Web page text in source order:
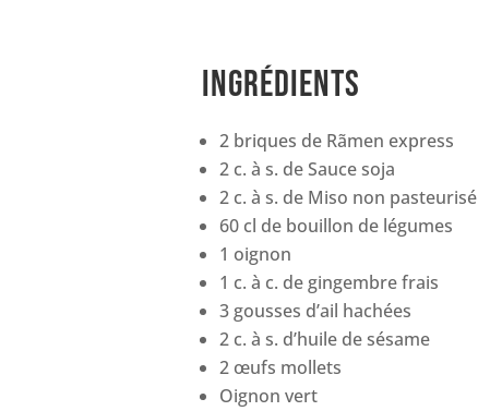
ingrédients
2 briques de Rãmen express
2 c. à s. de Sauce soja
2 c. à s. de Miso non pasteurisé
60 cl de bouillon de légumes
1 oignon
1 c. à c. de gingembre frais
3 gousses d’ail hachées
2 c. à s. d’huile de sésame
2 œufs mollets
Oignon vert